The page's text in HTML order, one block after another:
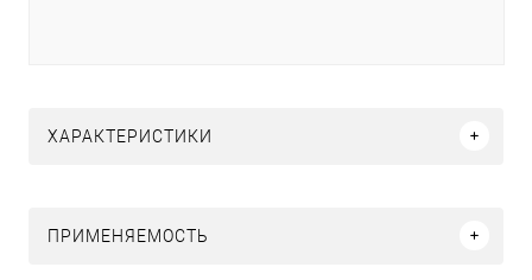
ХАРАКТЕРИСТИКИ
ПРИМЕНЯЕМОСТЬ